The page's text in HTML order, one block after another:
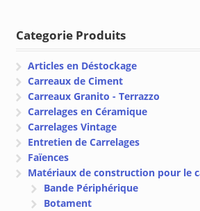
Categorie Produits
Articles en Déstockage
Carreaux de Ciment
Carreaux Granito - Terrazzo
Carrelages en Céramique
Carrelages Vintage
Entretien de Carrelages
Faïences
Matériaux de construction pour le
Bande Périphérique
Botament